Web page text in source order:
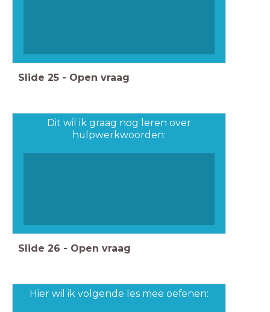
Slide 25 - Open vraag
Dit wil ik graag nog leren over
hulpwerkwoorden:
Slide 26 - Open vraag
Hier wil ik volgende les mee oefenen: